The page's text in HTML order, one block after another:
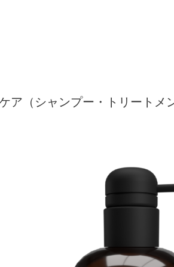
ア（シャンプー・トリートメ